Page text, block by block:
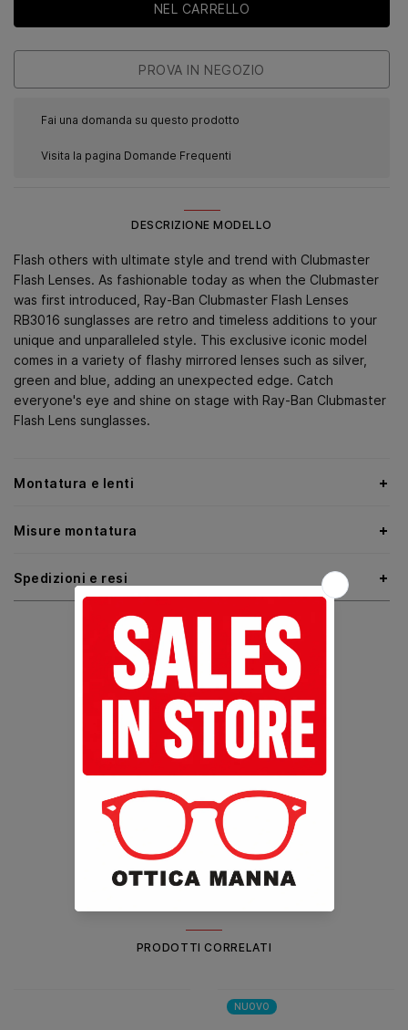
Fai una domanda su questo prodotto
Visita la pagina Domande Frequenti
DESCRIZIONE MODELLO
Flash others with ultimate style and trend with Clubmaster
Flash Lenses. As fashionable today as when the Clubmaster
was first introduced, Ray-Ban Clubmaster Flash Lenses
RB3016 sunglasses are retro and timeless additions to your
unique and unparalleled style. This exclusive iconic model
comes in a variety of flashy mirrored lenses such as silver,
green and blue, adding an unexpected edge. Catch
everyone's eye and shine on stage with Ray-Ban Clubmaster
Flash Lens sunglasses.
Montatura e lenti
Misure montatura
Spedizioni e resi
ADATTO A UNA FORMA VISO
Ovale Rotonda
ALTRI COLORI
PRODOTTI CORRELATI
NUOVO